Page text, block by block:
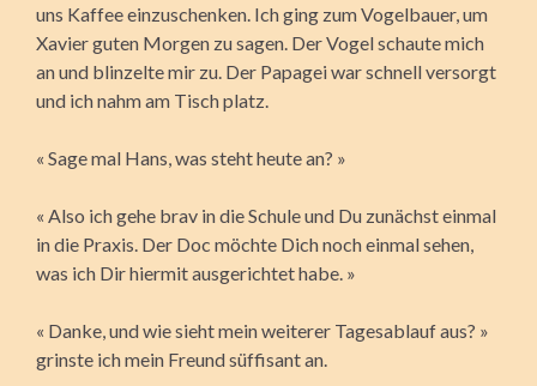
uns Kaffee einzuschenken. Ich ging zum Vogelbauer, um
Xavier guten Morgen zu sagen. Der Vogel schaute mich
an und blinzelte mir zu. Der Papagei war schnell versorgt
und ich nahm am Tisch platz.
« Sage mal Hans, was steht heute an? »
« Also ich gehe brav in die Schule und Du zunächst einmal
in die Praxis. Der Doc möchte Dich noch einmal sehen,
was ich Dir hiermit ausgerichtet habe. »
« Danke, und wie sieht mein weiterer Tagesablauf aus? »
grinste ich mein Freund süffisant an.